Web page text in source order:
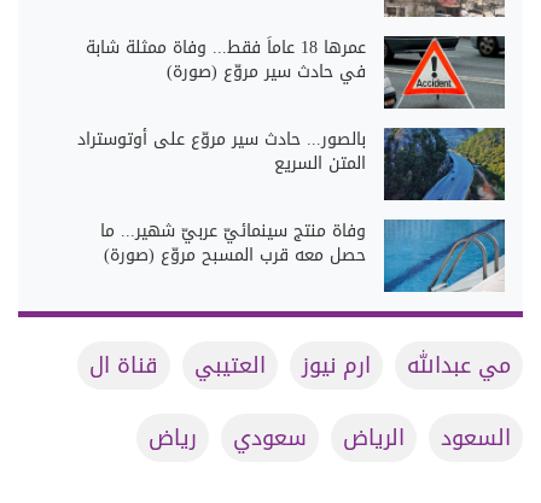
​عمرها 18 عاماً فقط... وفاة ممثلة شابة
في حادث سير مروّع (صورة)
بالصور... حادث سير مروّع على أوتوستراد
المتن السريع
وفاة منتج سينمائيّ عربيّ شهير... ما
حصل معه قرب المسبح مروّع (صورة)
مي عبدالله ارم نيوز العتيبي
قناة ال
السعود
الرياض سعودي رياض